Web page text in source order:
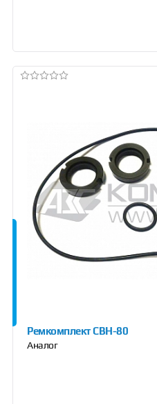
Ремкомплект СВН-80
Аналог